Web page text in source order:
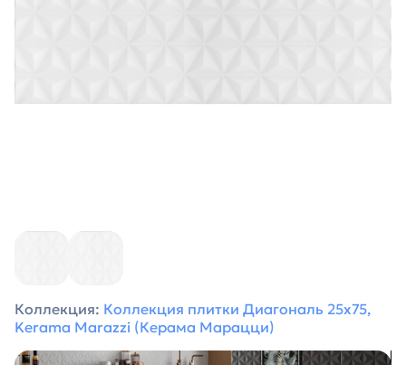
Коллекция: Коллекция плитки Диагональ 25х75,
Kerama Marazzi (Керама Марацци)